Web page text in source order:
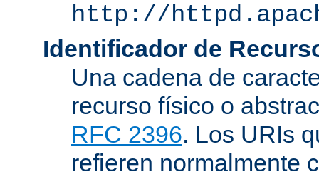
http://
Identificador de
Una cadena de
recurso físico o
RFC 2396. Los URIs
refieren normalmente